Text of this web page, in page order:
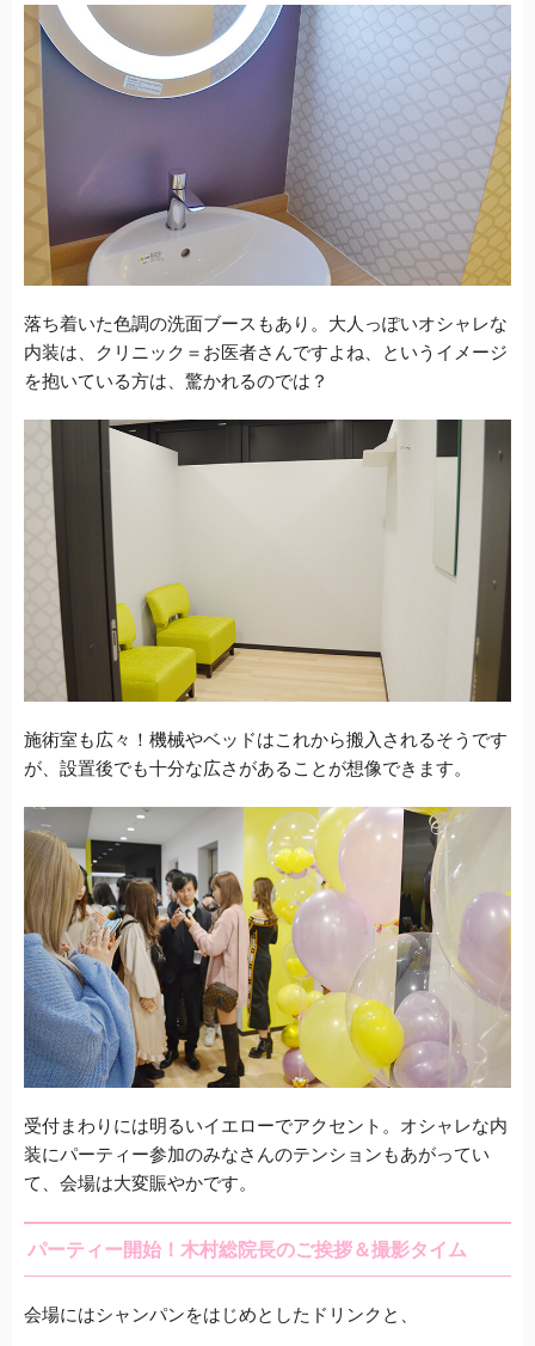
落ち着いた色調の洗面ブースもあり。大人っぽいオシャレな
内装は、クリニック＝お医者さんですよね、というイメージ
を抱いている方は、驚かれるのでは？
施術室も広々！機械やベッドはこれから搬入されるそうです
が、設置後でも十分な広さがあることが想像できます。
受付まわりには明るいイエローでアクセント。オシャレな内
装にパーティー参加のみなさんのテンションもあがってい
て、会場は大変賑やかです。
パーティー開始！木村総院長のご挨拶＆撮影タイム
会場にはシャンパンをはじめとしたドリンクと、